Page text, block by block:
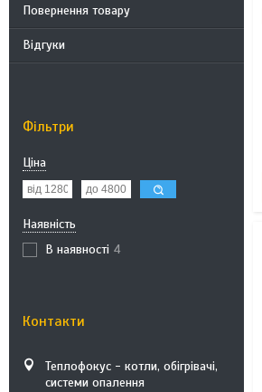
Повернення товару
Відгуки
Фільтри
Ціна
Наявність
В наявності 4
Контакти
Теплофокус - котли, обігрівачі,
системи опалення